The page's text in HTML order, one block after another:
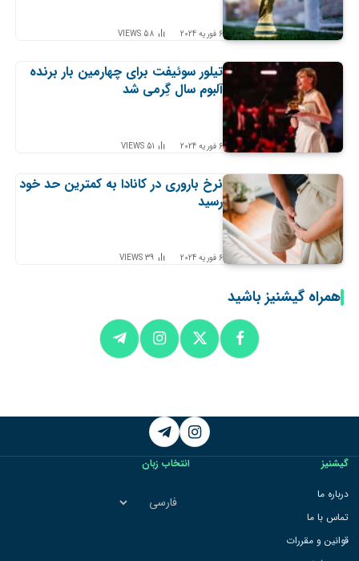
6 فوریه 2024 58
VIEWS
تیلور سوئیفت برای چهارمین بار برنده
آلبوم سال گِرمی شد
6 فوریه 2024 51
VIEWS
نرخ باروری در کانادا به کمترین حد خود
رسید
6 فوریه 2024 39
VIEWS
همراه گیشنیز باشید
Instagram
Telegram
گیشنیز
درباره ما
تماس با ما
قوانین و مقررات
انتخاب زبان
انتخاب
زبان